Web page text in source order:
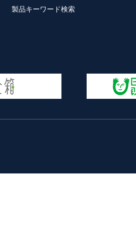
製品キーワード検索